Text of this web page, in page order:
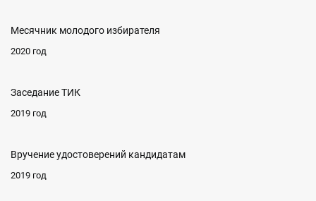
Месячник молодого избирателя
2020 год
Заседание ТИК
2019 год
Вручение удостоверений кандидатам
2019 год